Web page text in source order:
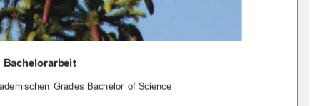
Bachelorarbeit
Grades Bachelor of Science